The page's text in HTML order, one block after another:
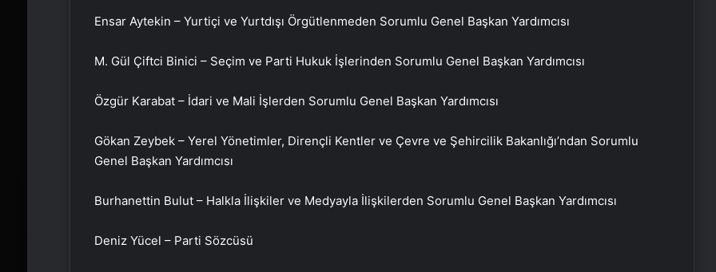
Ensar Aytekin – Yurtiçi ve Yurtdışı Örgütlenmeden Sorumlu Genel Başkan Yardımcısı
M. Gül Çiftci Binici – Seçim ve Parti Hukuk İşlerinden Sorumlu Genel Başkan Yardımcısı
Özgür Karabat – İdari ve Mali İşlerden Sorumlu Genel Başkan Yardımcısı
Gökan Zeybek – Yerel Yönetimler, Dirençli Kentler ve Çevre ve Şehircilik Bakanlığı’ndan Sorumlu
Genel Başkan Yardımcısı
Burhanettin Bulut – Halkla İlişkiler ve Medyayla İlişkilerden Sorumlu Genel Başkan Yardımcısı
Deniz Yücel – Parti Sözcüsü